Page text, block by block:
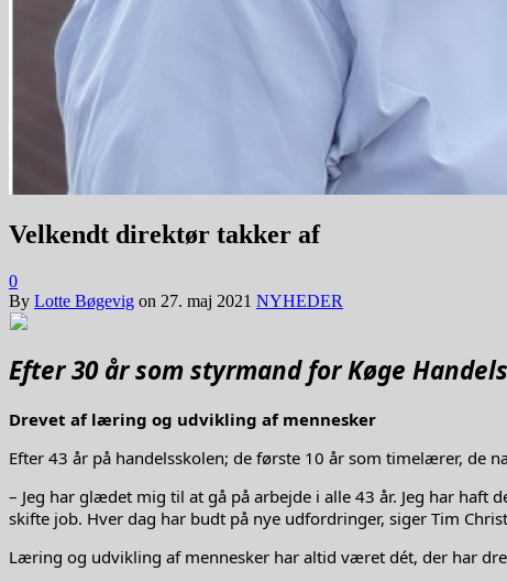
Velkendt direktør takker af
0
By Lotte Bøgevig on 27. maj 2021 NYHEDER
Efter 30 år som styrmand for Køge
Drevet af læring og udvikling af mennesker
Efter 43 år på handelsskolen; de første 10 år som timelærer, de
– Jeg har glædet mig til at gå på arbejde i alle 43 år. Jeg har
skifte job. Hver dag har budt på nye udfordringer, siger Tim
Læring og udvikling af mennesker har altid været dét, der har